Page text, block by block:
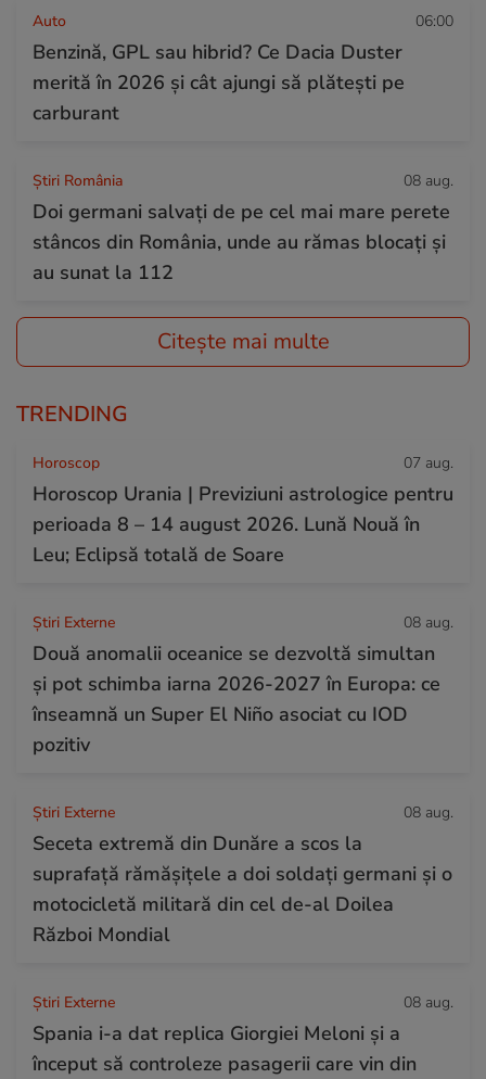
Auto 06:00
Benzină, GPL sau hibrid? Ce Dacia Duster
merită în 2026 și cât ajungi să plătești pe
carburant
Știri România 08 aug.
Doi germani salvați de pe cel mai mare perete
stâncos din România, unde au rămas blocați și
au sunat la 112
Citește mai multe
TRENDING
Horoscop 07 aug.
Horoscop Urania | Previziuni astrologice pentru
perioada 8 – 14 august 2026. Lună Nouă în
Leu; Eclipsă totală de Soare
Știri Externe 08 aug.
Două anomalii oceanice se dezvoltă simultan
și pot schimba iarna 2026-2027 în Europa: ce
înseamnă un Super El Niño asociat cu IOD
pozitiv
Știri Externe 08 aug.
Seceta extremă din Dunăre a scos la
suprafață rămășițele a doi soldați germani și o
motocicletă militară din cel de-al Doilea
Război Mondial
Știri Externe 08 aug.
Spania i-a dat replica Giorgiei Meloni și a
început să controleze pasagerii care vin din